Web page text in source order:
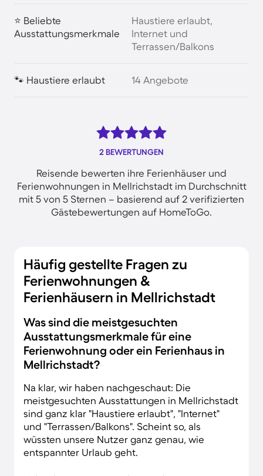
⭐ Beliebte
Ausstattungsmerkmale
Haustiere erlaubt,
Internet und
Terrassen/Balkons
🐾 Haustiere erlaubt 14 Angebote
2 BEWERTUNGEN
Reisende bewerten ihre Ferienhäuser und
Ferienwohnungen in Mellrichstadt im Durchschnitt
mit 5 von 5 Sternen – basierend auf 2 verifizierten
Gästebewertungen auf HomeToGo.
Häufig gestellte Fragen zu
Ferienwohnungen &
Ferienhäusern in Mellrichstadt
Was sind die meistgesuchten
Ausstattungsmerkmale für eine
Ferienwohnung oder ein Ferienhaus in
Mellrichstadt?
Na klar, wir haben nachgeschaut: Die
meistgesuchten Ausstattungen in Mellrichstadt
sind ganz klar "Haustiere erlaubt", "Internet"
und "Terrassen/Balkons". Scheint so, als
wüssten unsere Nutzer ganz genau, wie
entspannter Urlaub geht.